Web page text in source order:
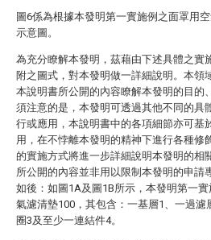
圖6係為根據本發明第一實施例之面罩用
示意圖。
為充分瞭解本發明，茲藉由下述具體之實
附之圖式，對本發明做一詳細說明。本領
本說明書所公開的內容瞭解本發明的目的
須注意的是，本發明可透過其他不同的具
行或應用，本說明書中的各項細節亦可基
用，在不悖離本發明的精神下進行各種修
的實施方式將進一步詳細說明本發明的相
所公開的內容並非用以限制本發明的申請
如後：如圖1A及圖1B所示，本發明第一
氣濾清墊100，其包含：一基層1、一過濾
圈3及至少一連結件4。